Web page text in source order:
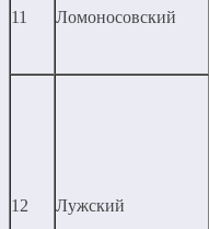
11 Ломоносовский
12 Лужский